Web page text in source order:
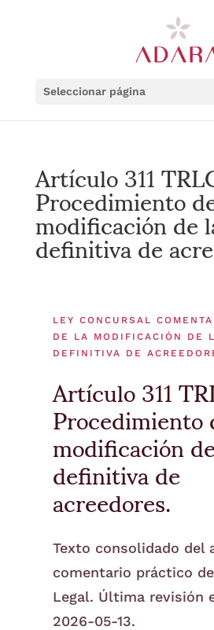
Seleccionar página
Artículo 311
Procedimiento
modificación de
definitiva de
LEY CONCURSAL
DE LA MODIFICACIÓN DE
DEFINITIVA DE
Artículo 311
modificación
definitiva de
acreedores.
Texto consolidado del
comentario práctico
Legal. Última revisión
2026-05-13.